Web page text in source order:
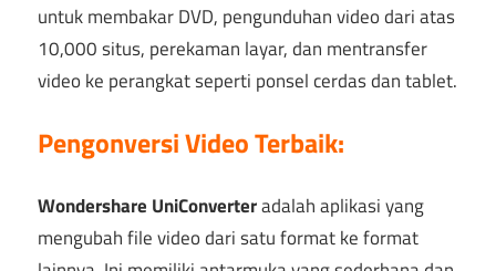
untuk membakar DVD, pengunduhan video dari atas
10,000 situs, perekaman layar, dan mentransfer
video ke perangkat seperti ponsel cerdas dan tablet.
Pengonversi Video Terbaik:
Wondershare UniConverteradalah aplikasi yang
mengubah file video dari satu format ke format